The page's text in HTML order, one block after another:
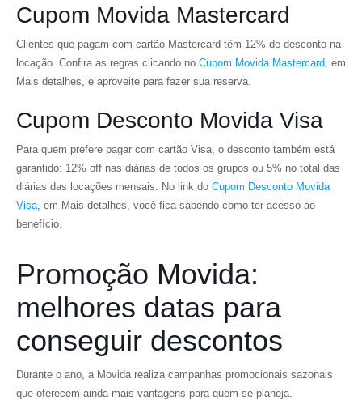
Cupom Movida Mastercard
Clientes que pagam com cartão Mastercard têm 12% de desconto na
locação. Confira as regras clicando no Cupom Movida Mastercard, em
Mais detalhes, e aproveite para fazer sua reserva.
Cupom Desconto Movida Visa
Para quem prefere pagar com cartão Visa, o desconto também está
garantido: 12% off nas diárias de todos os grupos ou 5% no total das
diárias das locações mensais. No link do Cupom Desconto Movida
Visa, em Mais detalhes, você fica sabendo como ter acesso ao
benefício.
Promoção Movida:
melhores datas para
conseguir descontos
Durante o ano, a Movida realiza campanhas promocionais sazonais
que oferecem ainda mais vantagens para quem se planeja.